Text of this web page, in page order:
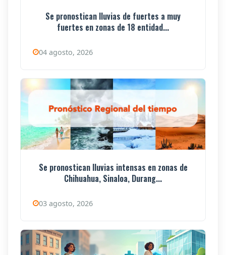
Se pronostican lluvias de fuertes a muy
fuertes en zonas de 18 entidad...
04 agosto, 2026
Se pronostican lluvias intensas en zonas de
Chihuahua, Sinaloa, Durang...
03 agosto, 2026